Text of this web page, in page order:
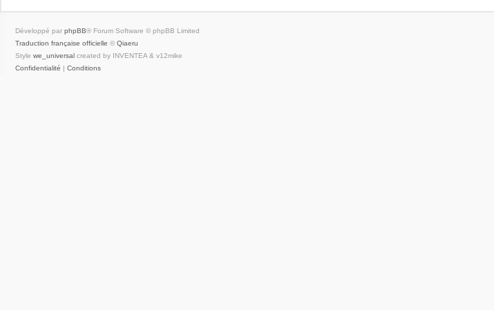
Développé par phpBB® Forum Software © phpBB Limited
Traduction française officielle © Qiaeru
Style we_universal created by INVENTEA & v12mike
Confidentialité | Conditions